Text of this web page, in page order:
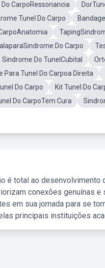
CarpoRessonancia
Tunel Do Carpo
Do Carpo
Sindrome Do TunelCubital
Para Tunel Do Carpoa Direita
Do Carpo Kit Tunel Do
Do CarpoTem Cura
é total ao
conexões genuínas
em sua jornada para se
principais instituições